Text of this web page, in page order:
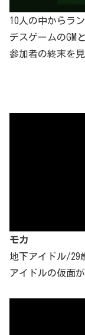
10人の中からラ
デスゲームのGM
参加者の終末を
モカ
地下アイドル/29
アイドルの仮面